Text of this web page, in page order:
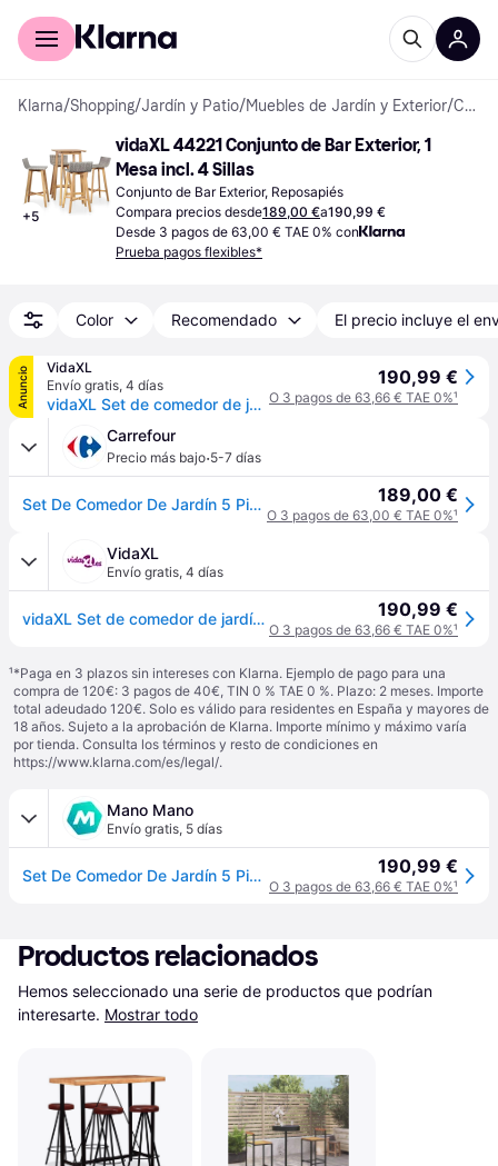
Comprar con Klarna
Klarna/Shopping/Jardín y Patio/Muebles de Jardín y Exterior/ Conjuntos de Bar Exterior
+5
vidaXL 44221 Conjunto de Bar Exterior, 1
Mesa incl. 4 Sillas
Conjunto de Bar Exterior, Reposapiés
Compara precios desde189,00 €a190,99 €
Desde 3 pagos de 63,00 € TAE 0% con
Prueba pagos flexibles*
Color Recomendado El precio incluye el
Anuncio
VidaXL
Envío gratis, 4 días
vidaXL Set de comedor de jardín 5 piezas madera maciza de acacia - Marrón
190,99 €
O 3 pagos de 63,66 € TAE 0%¹
Carrefour
Precio más bajo·5-7 días
Set De Comedor De Jardín 5 Piezas Madera Maciza De Acacia Vidaxl 189,00 €
O 3 pagos de 63,00 € TAE 0%¹
VidaXL
Envío gratis, 4 días
vidaXL Set de comedor de jardín 5 piezas madera maciza de acacia - Marrón 190,99 €
O 3 pagos de 63,66 € TAE 0%¹
¹*Paga en 3 plazos sin intereses con Klarna. Ejemplo de pago para una
compra de 120€: 3 pagos de 40€, TIN 0 % TAE 0 %. Plazo: 2 meses. Importe
total adeudado 120€. Solo es válido para residentes en España y mayores de
18 años. Sujeto a la aprobación de Klarna. Importe mínimo y máximo varía
por tienda. Consulta los términos y resto de condiciones en
https://www.klarna.com/es/legal/.
Mano Mano
Envío gratis, 5 días
Set De Comedor De Jardín 5 Piezas Madera Maciza De Acacia Vidaxl 190,99 €
O 3 pagos de 63,66 € TAE 0%¹
Productos relacionados
Hemos seleccionado una serie de productos que podrían
interesarte. Mostrar todo